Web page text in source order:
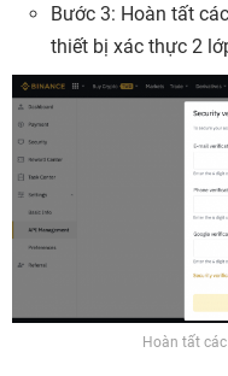
Bước 3: Hoàn tất
thiết bị xác thực 2
Hoàn tất